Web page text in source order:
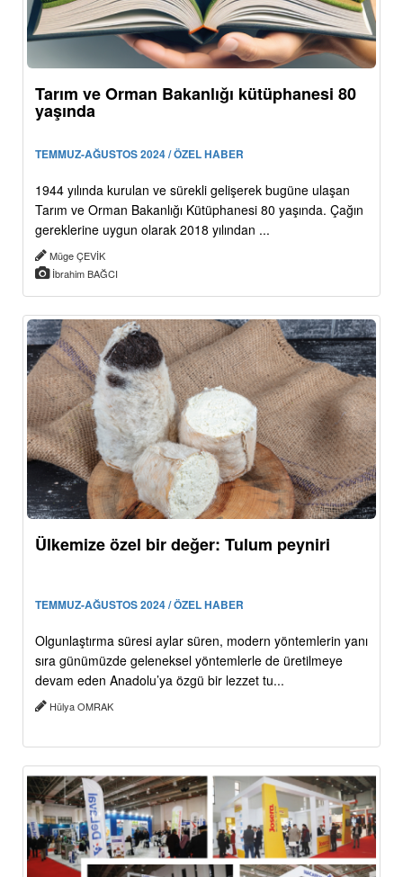
Tarım ve Orman Bakanlığı kütüphanesi 80
yaşında
TEMMUZ-AĞUSTOS 2024 / ÖZEL HABER
1944 yılında kurulan ve sürekli gelişerek bugüne ulaşan
Tarım ve Orman Bakanlığı Kütüphanesi 80 yaşında. Çağın
gereklerine uygun olarak 2018 yılından ...
Müge ÇEVİK
İbrahim BAĞCI
Ülkemize özel bir değer: Tulum peyniri
TEMMUZ-AĞUSTOS 2024 / ÖZEL HABER
Olgunlaştırma süresi aylar süren, modern yöntemlerin yanı
sıra günümüzde geleneksel yöntemlerle de üretilmeye
devam eden Anadolu’ya özgü bir lezzet tu...
Hülya OMRAK